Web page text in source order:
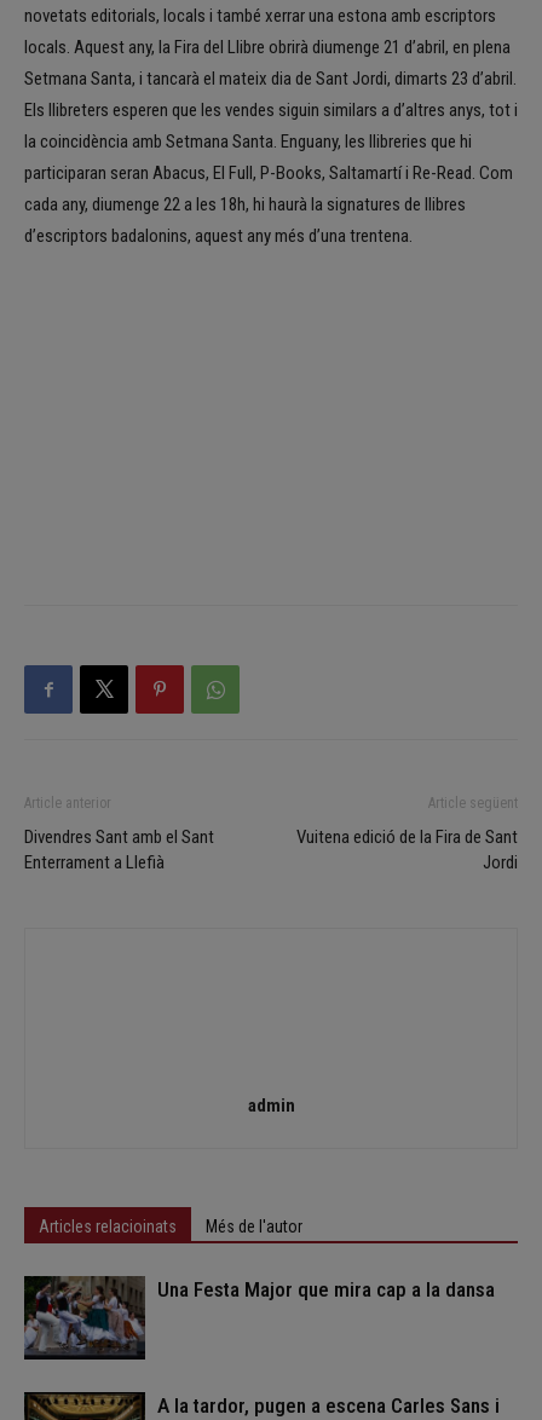
novetats editorials, locals i també xerrar una estona amb escriptors
locals. Aquest any, la Fira del Llibre obrirà diumenge 21 d’abril, en plena
Setmana Santa, i tancarà el mateix dia de Sant Jordi, dimarts 23 d’abril.
Els llibreters esperen que les vendes siguin similars a d’altres anys, tot i
la coincidència amb Setmana Santa. Enguany, les llibreries que hi
participaran seran Abacus, El Full, P-Books, Saltamartí i Re-Read. Com
cada any, diumenge 22 a les 18h, hi haurà la signatures de llibres
d’escriptors badalonins, aquest any més d’una trentena.
Article anterior
Divendres Sant amb el Sant
Enterrament a Llefià
Article següent
Vuitena edició de la Fira de Sant
Jordi
admin
Articles relacioinats Més de l'autor
Una Festa Major que mira cap a la dansa
A la tardor, pugen a escena Carles Sans i